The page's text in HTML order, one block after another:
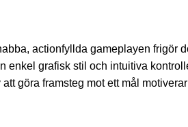
actionfyllda gameplayen
grafisk stil och intuitiva
göra framsteg mot ett mål